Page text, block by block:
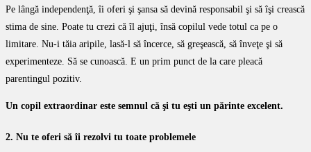
Pe lângă independenţă, îi oferi şi şansa să devină responsabil şi să îşi crească
stima de sine. Poate tu crezi că îl ajuţi, însă copilul vede totul ca pe o
limitare. Nu-i tăia aripile, lasă-l să încerce, să greşească, să înveţe şi să
experimenteze. Să se cunoască. E un prim punct de la care pleacă
parentingul pozitiv.
Un copil extraordinar este semnul că şi tu eşti un părinte excelent.
2. Nu te oferi să îi rezolvi tu toate problemele